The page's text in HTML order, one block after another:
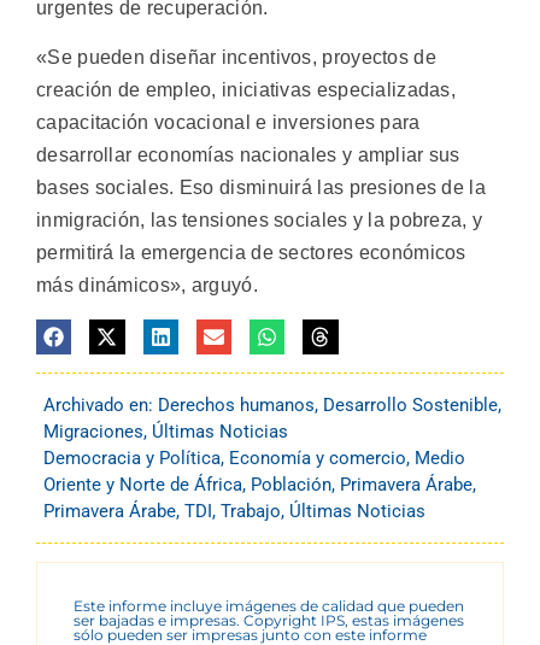
urgentes de recuperación.
«Se pueden diseñar incentivos, proyectos de
creación de empleo, iniciativas especializadas,
capacitación vocacional e inversiones para
desarrollar economías nacionales y ampliar sus
bases sociales. Eso disminuirá las presiones de la
inmigración, las tensiones sociales y la pobreza, y
permitirá la emergencia de sectores económicos
más dinámicos», arguyó.
Archivado en: Derechos humanos, Desarrollo Sostenible,
Migraciones, Últimas Noticias
Democracia y Política, Economía y comercio, Medio
Oriente y Norte de África, Población, Primavera Árabe,
Primavera Árabe, TDI, Trabajo, Últimas Noticias
Este informe incluye imágenes de calidad que pueden
ser bajadas e impresas. Copyright IPS, estas imágenes
sólo pueden ser impresas junto con este informe